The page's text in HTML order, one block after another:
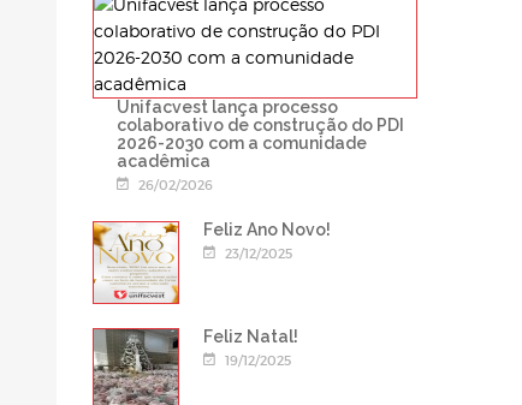
Unifacvest lança processo
colaborativo de construção do PDI
2026-2030 com a comunidade
acadêmica
26/02/2026
Feliz Ano Novo!
23/12/2025
Feliz Natal!
19/12/2025